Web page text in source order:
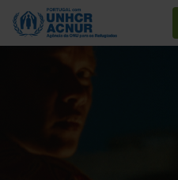
Skip
main